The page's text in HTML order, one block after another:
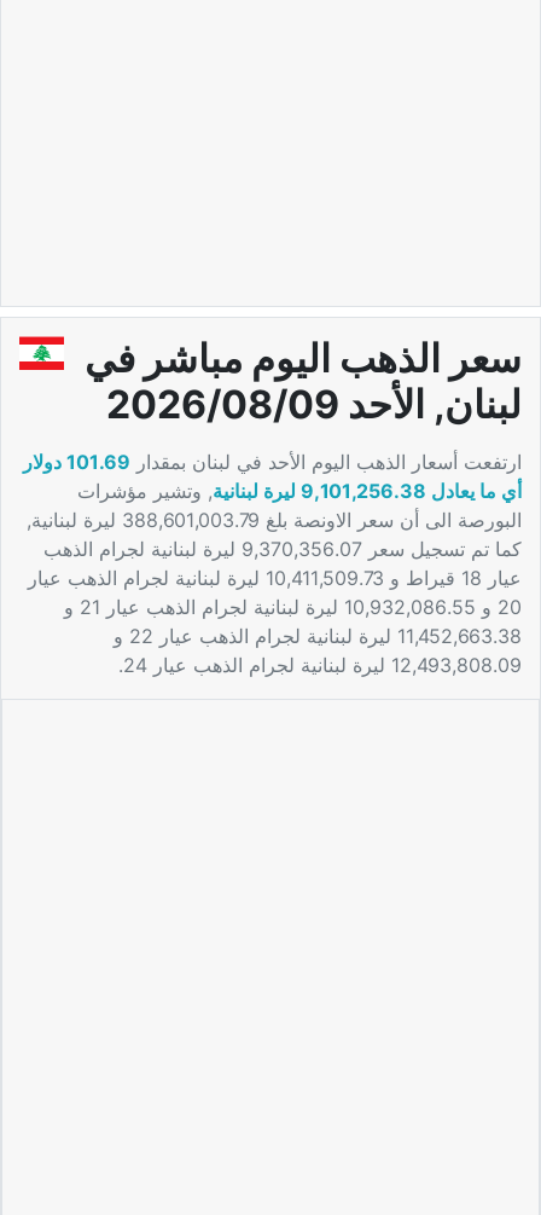
سعر الذهب اليوم مباشر في
لبنان, الأحد 2026/08/09
ارتفعت أسعار الذهب اليوم الأحد في لبنان بمقدار
101.69 دولار
أي ما يعادل 9,101,256.38 ليرة لبنانية
, وتشير مؤشرات
البورصة الى أن سعر الاونصة بلغ 388,601,003.79 ليرة لبنانية,
كما تم تسجيل سعر 9,370,356.07 ليرة لبنانية لجرام الذهب
عيار 18 قيراط و 10,411,509.73 ليرة لبنانية لجرام الذهب عيار
20 و 10,932,086.55 ليرة لبنانية لجرام الذهب عيار 21 و
11,452,663.38 ليرة لبنانية لجرام الذهب عيار 22 و
12,493,808.09 ليرة لبنانية لجرام الذهب عيار 24.